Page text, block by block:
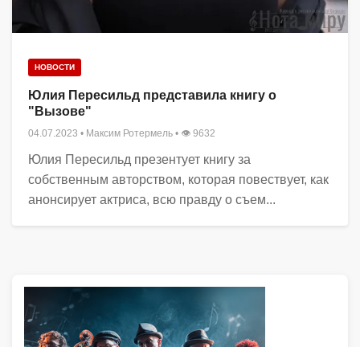
НОВОСТИ
Юлия Пересильд представила книгу о
"Вызове"
04.07.2023 • Максим Ротермель • 👁 9632
Юлия Пересильд презентует книгу за
собственным авторством, которая повествует, как
анонсирует актриса, всю правду о съем...